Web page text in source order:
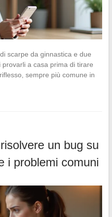
scarpe da ginnastica e due
a casa prima di tirare
sempre più comune in
un bug su
i problemi comuni